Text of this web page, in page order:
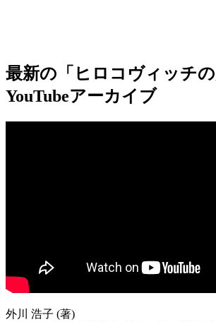
最新の「ヒロコヴィッチの
YouTubeアーカイブ
外川 浩子 (著)